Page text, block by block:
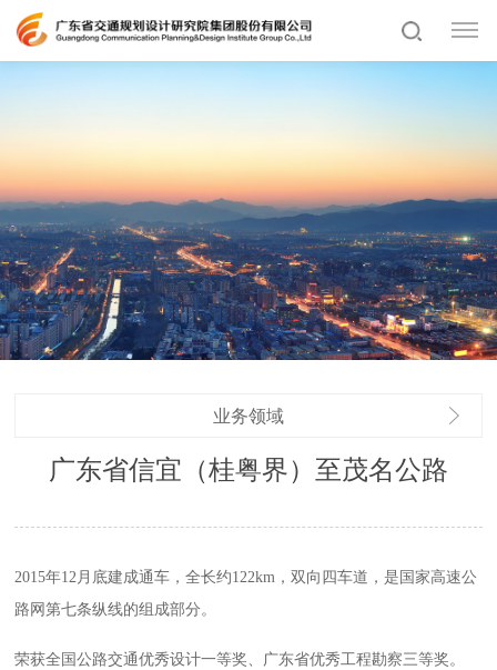
业务领域
广东省信宜（桂粤界）至茂名公路
2015年12月底建成通车，全长约122km，双向四车道，是国家高速公
路网第七条纵线的组成部分。
荣获全国公路交通优秀设计一等奖、广东省优秀工程勘察三等奖。